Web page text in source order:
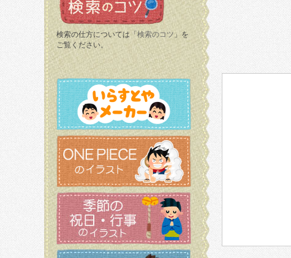
検索の仕方については「 検索のコツ 」を
ご覧ください。